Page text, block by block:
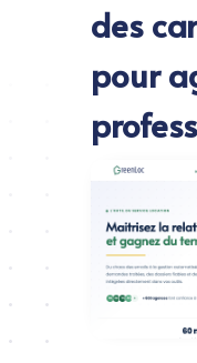
des
pour